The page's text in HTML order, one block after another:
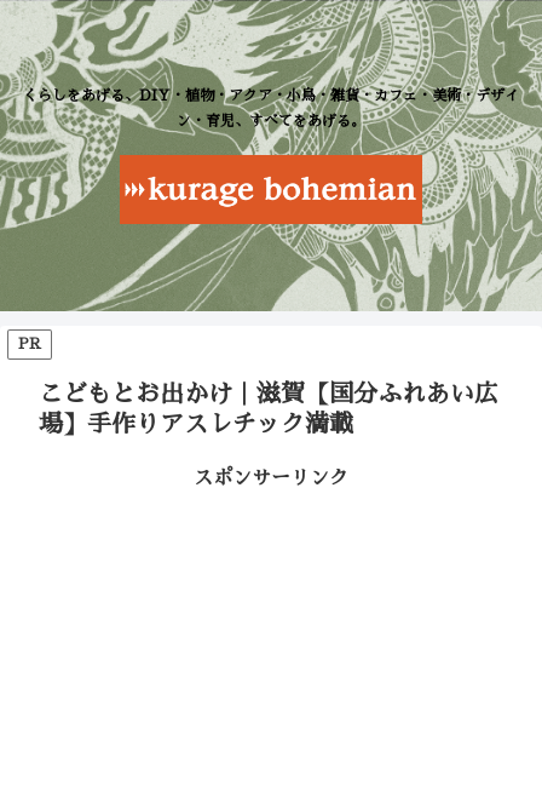
くらしをあげる、DIY・植物・アクア・小鳥・雑貨・カフェ・美術・デザイ
ン・育児、すべてをあげる。
PR
こどもとお出かけ｜滋賀【国分ふれあい広
場】手作りアスレチック満載
スポンサーリンク